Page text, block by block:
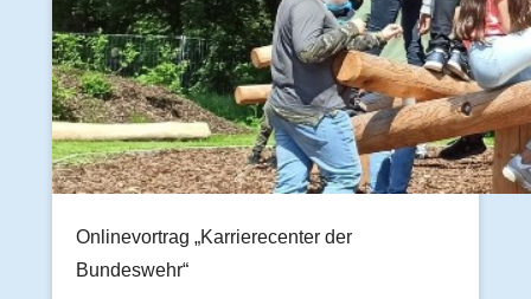
Onlinevortrag „Karrierecenter der
Bundeswehr“